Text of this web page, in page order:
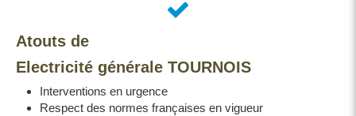
Atouts de
Electricité générale TOURNOIS
Interventions en urgence
Respect des normes françaises en vigueur